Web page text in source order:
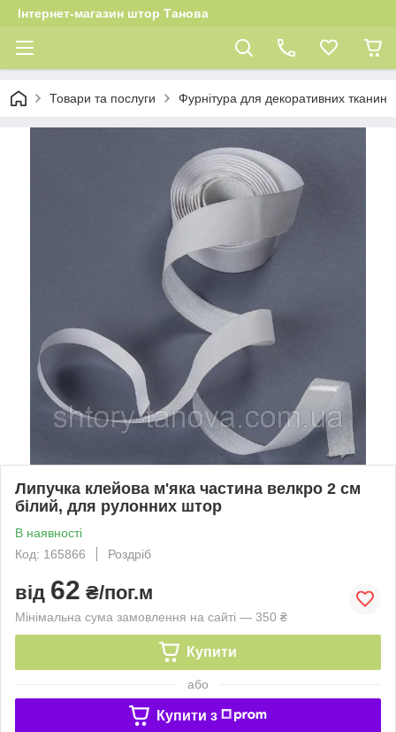
Інтернет-магазин штор Танова
Товари та послуги Фурнітура для декоративних тканин
Липучка клейова м'яка частина велкро 2 см
білий, для рулонних штор
В наявності
Код: 165866
Роздріб
від 62 ₴/пог.м
Мінімальна сума замовлення на сайті — 350 ₴
Купити
або
Купити з